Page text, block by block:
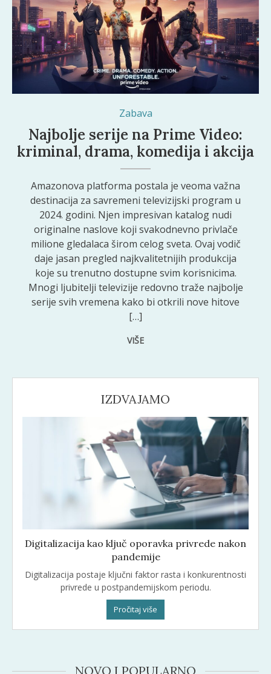
Zabava
Najbolje serije na Prime Video:
kriminal, drama, komedija i akcija
Amazonova platforma postala je veoma važna
destinacija za savremeni televizijski program u
2024. godini. Njen impresivan katalog nudi
originalne naslove koji svakodnevno privlače
milione gledalaca širom celog sveta. Ovaj vodič
daje jasan pregled najkvalitetnijih produkcija
koje su trenutno dostupne svim korisnicima.
Mnogi ljubitelji televizije redovno traže najbolje
serije svih vremena kako bi otkrili nove hitove
[…]
VIŠE
IZDVAJAMO
Digitalizacija kao ključ oporavka privrede nakon
pandemije
Digitalizacija postaje ključni faktor rasta i konkurentnosti
privrede u postpandemijskom periodu.
Pročitaj više
NOVO I POPULARNO